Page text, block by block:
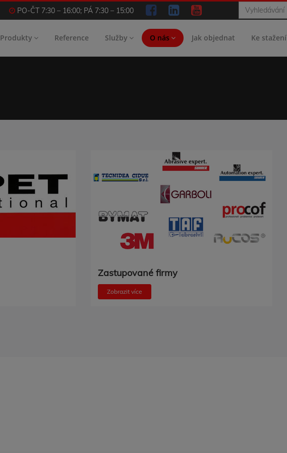
PO-ČT 7:30 – 16:00; PÁ 7:30 – 15:00
Produkty Reference Služby O nás Jak objednat Ke stažení
Zastupované firmy
Zobrazit více